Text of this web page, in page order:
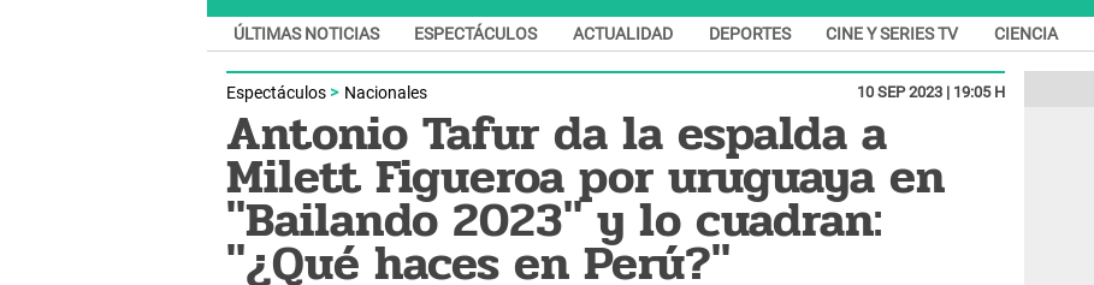
ÚLTIMAS NOTICIAS ESPECTÁCULOS ACTUALIDAD DEPORTES CINE Y SERIES TV CIENCIA
Espectáculos Nacionales 10 SEP 2023 | 19:05 H
Antonio Tafur da la espalda a
Milett Figueroa por uruguaya en
"Bailando 2023" y lo cuadran:
"¿Qué haces en Perú?"